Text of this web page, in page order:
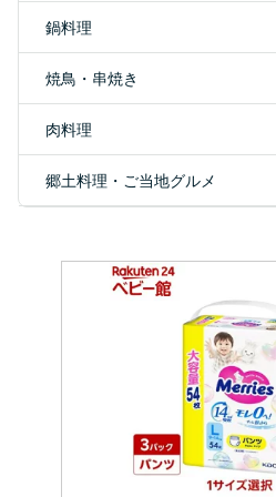
鍋料理
焼鳥・串焼き
肉料理
郷土料理・ご当地グルメ